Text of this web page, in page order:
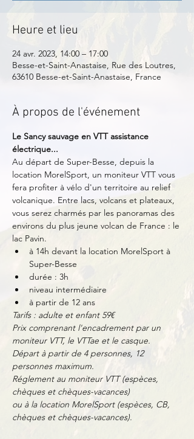
Heure et lieu
24 avr. 2023, 14:00 – 17:00
Besse-et-Saint-Anastaise, Rue des Loutres,
63610 Besse-et-Saint-Anastaise, France
À propos de l'événement
Le Sancy sauvage en VTT assistance
électrique...
Au départ de Super-Besse, depuis la
location MorelSport, un moniteur VTT vous
fera profiter à vélo d'un territoire au relief
volcanique. Entre lacs, volcans et plateaux,
vous serez charmés par les panoramas des
environs du plus jeune volcan de France : le
lac Pavin.
à 14h devant la location MorelSport à
Super-Besse
durée : 3h
niveau intermédiaire
à partir de 12 ans
Tarifs : adulte et enfant 59€
Prix comprenant l'encadrement par un
moniteur VTT, le VTTae et le casque.
Départ à partir de 4 personnes, 12
personnes maximum.
Réglement au moniteur VTT (espèces,
chèques et chèques-vacances)
ou à la location MorelSport (espèces, CB,
chèques et chèques-vacances).